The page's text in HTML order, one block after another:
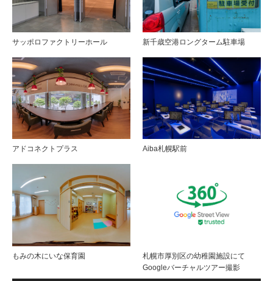
サッポロファクトリーホール 新千歳空港ロングターム駐車場
アドコネクトプラス Aiba札幌駅前
もみの木にいな保育園
札幌市厚別区の幼稚園施設にて
Googleバーチャルツアー撮影